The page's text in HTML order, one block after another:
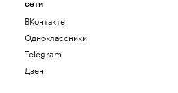
сети
ВКонтакте
Одноклассники
Telegram
Дзен